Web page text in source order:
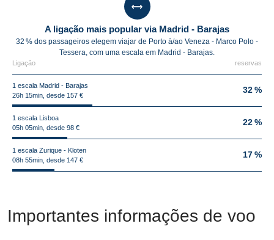
A ligação mais popular via Madrid - Barajas
32 % dos passageiros elegem viajar de Porto à/ao Veneza - Marco Polo -
Tessera, com uma escala em Madrid - Barajas.
Ligação reservas
1 escala Madrid - Barajas
26h 15min, desde 157 €
32 %
1 escala Lisboa
05h 05min, desde 98 €
22 %
1 escala Zurique - Kloten
08h 55min, desde 147 €
17 %
Importantes informações de voo